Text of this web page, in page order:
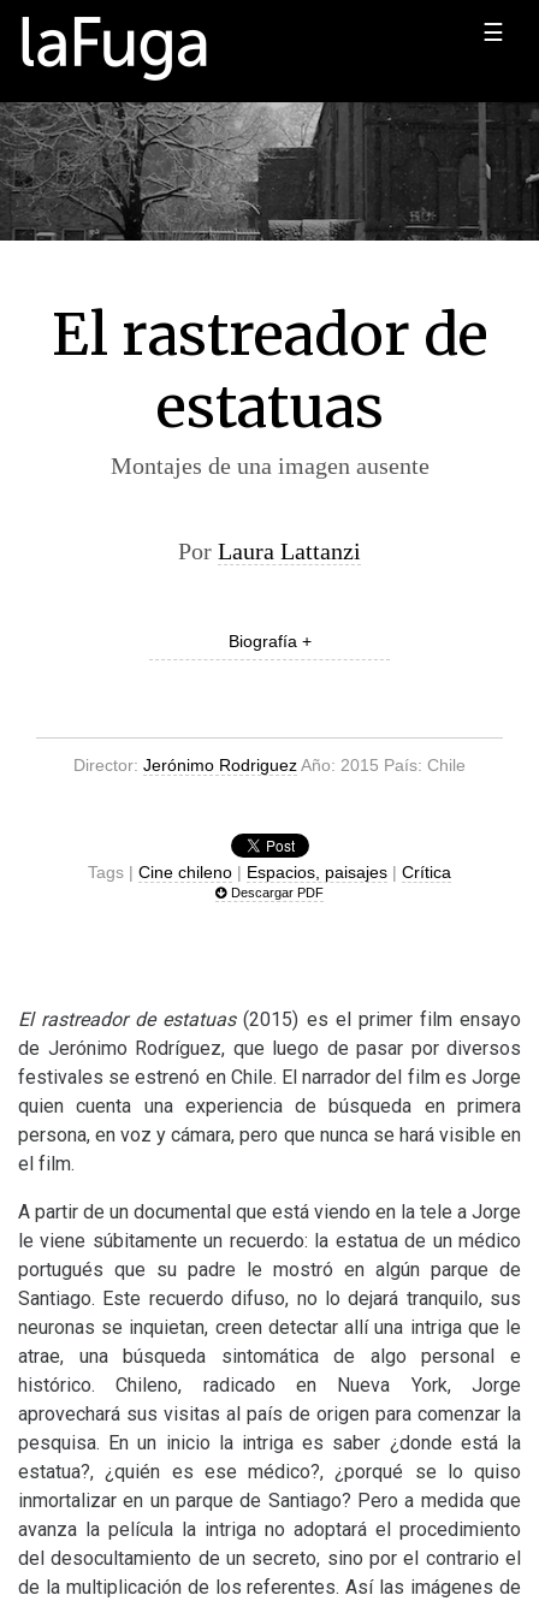
☰
El rastreador de
estatuas
Montajes de una imagen ausente
Por Laura Lattanzi
Biografía +
Director: Jerónimo RodriguezAño: 2015 País: Chile
Tags | Cine chileno | Espacios, paisajes | Crítica
Descargar PDF
El rastreador de estatuas(2015) es el primer film ensayo
de Jerónimo Rodríguez, que luego de pasar por diversos
festivales se estrenó en Chile. El narrador del film es Jorge
quien cuenta una experiencia de búsqueda en primera
persona, en voz y cámara, pero que nunca se hará visible en
el film.
A partir de un documental que está viendo en la tele a Jorge
le viene súbitamente un recuerdo: la estatua de un médico
portugués que su padre le mostró en algún parque de
Santiago. Este recuerdo difuso, no lo dejará tranquilo, sus
neuronas se inquietan, creen detectar allí una intriga que le
atrae, una búsqueda sintomática de algo personal e
histórico. Chileno, radicado en Nueva York, Jorge
aprovechará sus visitas al país de origen para comenzar la
pesquisa. En un inicio la intriga es saber ¿donde está la
estatua?, ¿quién es ese médico?, ¿porqué se lo quiso
inmortalizar en un parque de Santiago? Pero a medida que
avanza la película la intriga no adoptará el procedimiento
del desocultamiento de un secreto, sino por el contrario el
de la multiplicación de los referentes. Así las imágenes de